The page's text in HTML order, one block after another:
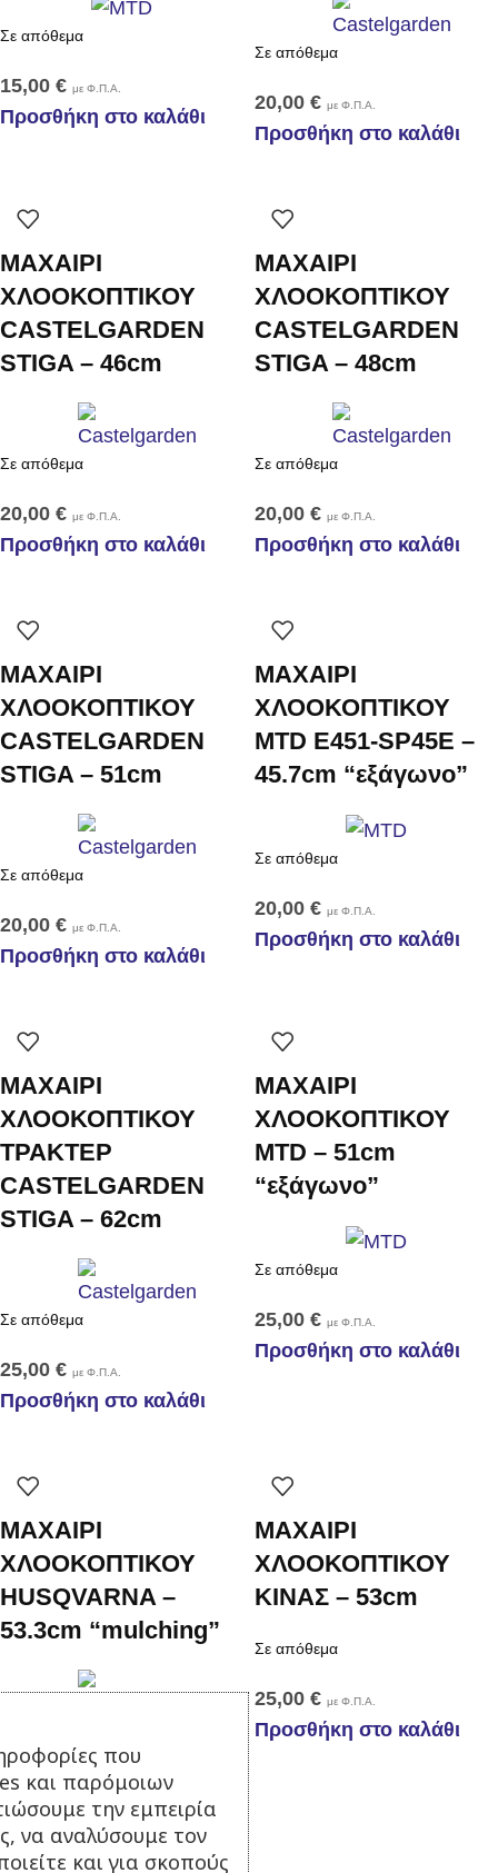
Σε απόθεμα
15,00 € με Φ.Π.Α.
Προσθήκη στο καλάθι
Σε απόθεμα
20,00 € με Φ.Π.Α.
Προσθήκη στο καλάθι
ΜΑΧΑΙΡΙ
ΧΛΟΟΚΟΠΤΙΚΟΥ
CASTELGARDEN
STIGA – 46cm
Σε απόθεμα
20,00 € με Φ.Π.Α.
Προσθήκη στο καλάθι
ΜΑΧΑΙΡΙ
ΧΛΟΟΚΟΠΤΙΚΟΥ
CASTELGARDEN
STIGA – 48cm
Σε απόθεμα
20,00 € με Φ.Π.Α.
Προσθήκη στο καλάθι
ΜΑΧΑΙΡΙ
ΧΛΟΟΚΟΠΤΙΚΟΥ
CASTELGARDEN
STIGA – 51cm
Σε απόθεμα
20,00 € με Φ.Π.Α.
Προσθήκη στο καλάθι
ΜΑΧΑΙΡΙ
ΧΛΟΟΚΟΠΤΙΚΟΥ
MTD E451-SP45E –
45.7cm “εξάγωνο”
Σε απόθεμα
20,00 € με Φ.Π.Α.
Προσθήκη στο καλάθι
ΜΑΧΑΙΡΙ
ΧΛΟΟΚΟΠΤΙΚΟΥ
ΤΡΑΚΤΕΡ
CASTELGARDEN
STIGA – 62cm
Σε απόθεμα
25,00 € με Φ.Π.Α.
Προσθήκη στο καλάθι
ΜΑΧΑΙΡΙ
ΧΛΟΟΚΟΠΤΙΚΟΥ
MTD – 51cm
“εξάγωνο”
Σε απόθεμα
25,00 € με Φ.Π.Α.
Προσθήκη στο καλάθι
ΜΑΧΑΙΡΙ
ΧΛΟΟΚΟΠΤΙΚΟΥ
HUSQVARNA –
53.3cm “mulching”
25,00 € με Φ.Π.Α.
Προσθήκη στο καλάθι
ΜΑΧΑΙΡΙ
ΧΛΟΟΚΟΠΤΙΚΟΥ
KINAΣ – 53cm
Σε απόθεμα
25,00 € με Φ.Π.Α.
Προσθήκη στο καλάθι
που
και παρόμοιων
την εμπειρία
να αναλύσουμε τον
και για σκοπούς